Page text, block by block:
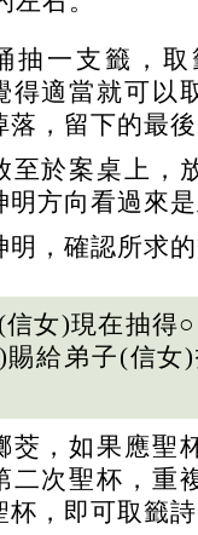
抽一支籤，
得適當就可以
落，留下的最
至於案桌上，
明方向看過來
明，確認所求
信女)現在抽得
賜給弟子(信女
茭，如果應聖
二次聖杯，重
杯，即可取籤